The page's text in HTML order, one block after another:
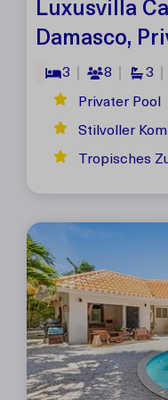
Luxusvilla
Damasco,
3 8 3
Privater Pool
Stilvoller
Tropisches